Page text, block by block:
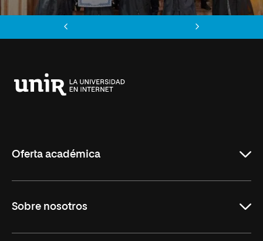
Oferta académica
Másteres Oficiales
Sobre nosotros